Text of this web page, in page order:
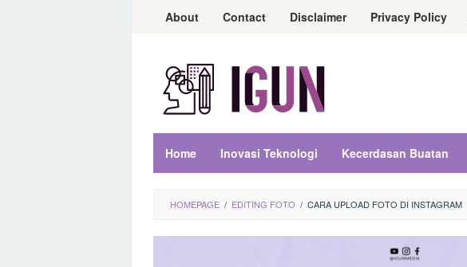
LoncatAbout Contact Disclaimer Privacy Policy
Home Inovasi Teknologi Kecerdasan Buatan
HOMEPAGE / EDITING FOTO / CARA UPLOAD FOTO DI INSTAGRAM